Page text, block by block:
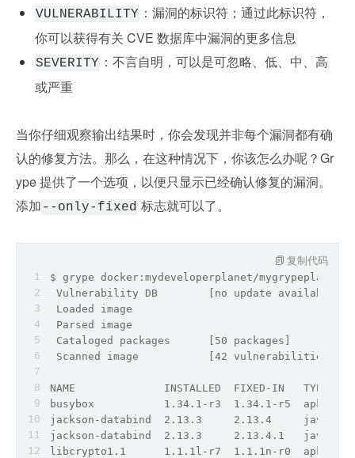
VULNERABILITY ：漏洞的标识符；通过此标识符，
你可以获得有关 CVE 数据库中漏洞的更多信息
SEVERITY ：不言自明，可以是可忽略、低、中、高
或严重
当你仔细观察输出结果时，你会发现并非每个漏洞都有确
认的修复方法。那么，在这种情况下，你该怎么办呢？Gr
ype 提供了一个选项，以便只显示已经确认修复的漏洞。
添加 --only-fixed 标志就可以了。
$ grype docker:mydeveloperplanet/mygrypeplanet:
Vulnerability DB        [no update available]
Loaded image
Parsed image
Cataloged packages      [50 packages]
Scanned image           [42 vulnerabilities]
NAME              INSTALLED  FIXED-IN   TYPE
busybox           1.34.1-r3  1.34.1-r5  apk
jackson-databind  2.13.3     2.13.4     java-
jackson-databind  2.13.3     2.13.4.1
libcrypto1.1      1.1.1l-r7  1.1.1n-r0  apk
复制代码